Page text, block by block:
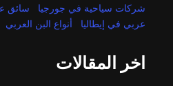
شركات سياحية في جورجيا
سائق
عربي في إيطاليا
أنواع البن العربي
اخر المقالات